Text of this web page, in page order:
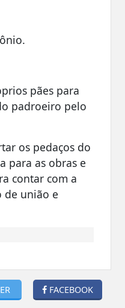
pães para
padroeiro pelo
os pedaços do
para as obras e
contar com a
de união e
FACEBOOK